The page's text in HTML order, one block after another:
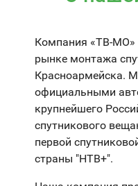
Компания «ТВ-МО»
рынке монтажа
Красноармейска.
официальными
крупнейшего
спутникового
первой
страны "НТВ+".